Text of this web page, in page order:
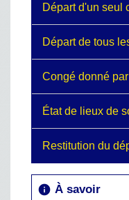
Départ d'un seul
Départ de tous
Congé donné
État de lieux de
Restitution du
info À savoir